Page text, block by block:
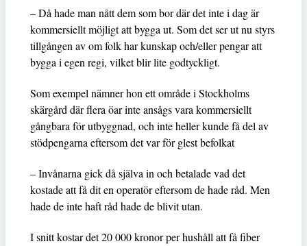
– Då hade man nått dem som bor där det inte i dag är
kommersiellt möjligt att bygga ut. Som det ser ut nu styrs
tillgången av om folk har kunskap och/eller pengar att
bygga i egen regi, vilket blir lite godtyckligt.
Som exempel nämner hon ett område i Stockholms
skärgård där flera öar inte ansågs vara kommersiellt
gångbara för utbyggnad, och inte heller kunde få del av
stödpengarna eftersom det var för glest befolkat
– Invånarna gick då själva in och betalade vad det
kostade att få dit en operatör eftersom de hade råd. Men
hade de inte haft råd hade de blivit utan.
I snitt kostar det 20 000 kronor per hushåll att få fiber